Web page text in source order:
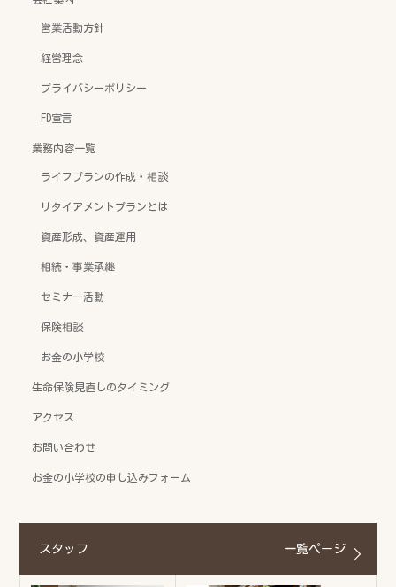
営業活動方針
経営理念
プライバシーポリシー
FD宣言
業務内容一覧
ライフプランの作成・相談
リタイアメントプランとは
資産形成、資産運用
相続・事業承継
セミナー活動
保険相談
お金の小学校
生命保険見直しのタイミング
アクセス
お問い合わせ
お金の小学校の申し込みフォーム
スタッフ 一覧ページ